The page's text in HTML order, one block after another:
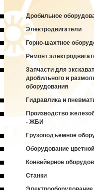
Дробильное
Электродвигатели
Горно-шахтное
Ремонт
Запчасти для
дробильного и
оборудования
Гидравлика и
Производство
- ЖБИ
Грузоподъёмное
Оборудование
Конвейерное
Станки